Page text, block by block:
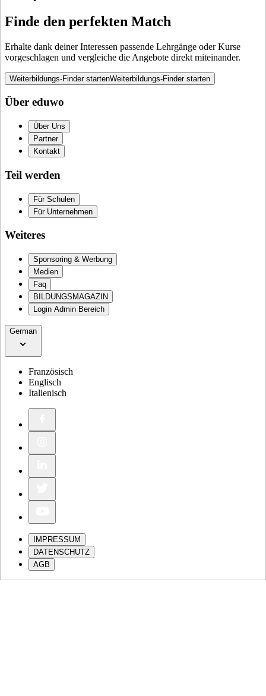
Finde den perfekten Match
Erhalte dank deiner Interessen passende Lehrgänge oder Kurse
vorgeschlagen und vergleiche die Angebote direkt miteinander.
Weiterbildungs-Finder startenWeiterbildungs-Finder starten
Über eduwo
Über Uns
Partner
Kontakt
Teil werden
Für Schulen
Für Unternehmen
Weiteres
Sponsoring & Werbung
Medien
Faq
BILDUNGSMAGAZIN
Login Admin Bereich
German
Französisch
Englisch
Italienisch
IMPRESSUM
DATENSCHUTZ
AGB